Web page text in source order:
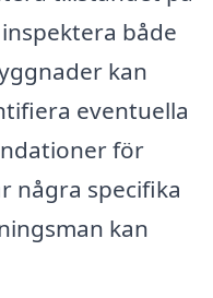
både
kan
eventuella
för
några specifika
kan